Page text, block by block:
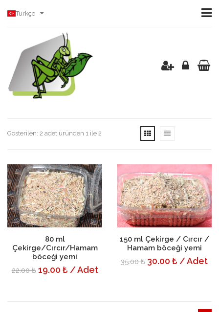
Türkçe
Gösterilen: 2 adet üründen 1 ile 2
Sepete Ekle
80 ml
Çekirge/Cırcır/Hamam
böceği yemi
22.00 ₺ 19.00 ₺ / Adet
Detayı
Sepete Ekle
150 ml Çekirge / Cırcır /
Hamam böceği yemi
35.00 ₺ 30.00 ₺ / Adet